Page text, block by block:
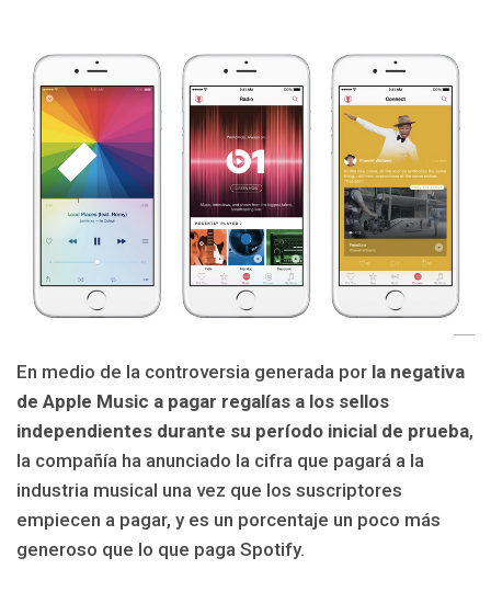
En medio de la controversia generada por la negativa
de Apple Music a pagar regalías a los sellos
independientes durante su período inicial de prueba,
la compañía ha anunciado la cifra que pagará a la
industria musical una vez que los suscriptores
empiecen a pagar, y es un porcentaje un poco más
generoso que lo que paga Spotify.